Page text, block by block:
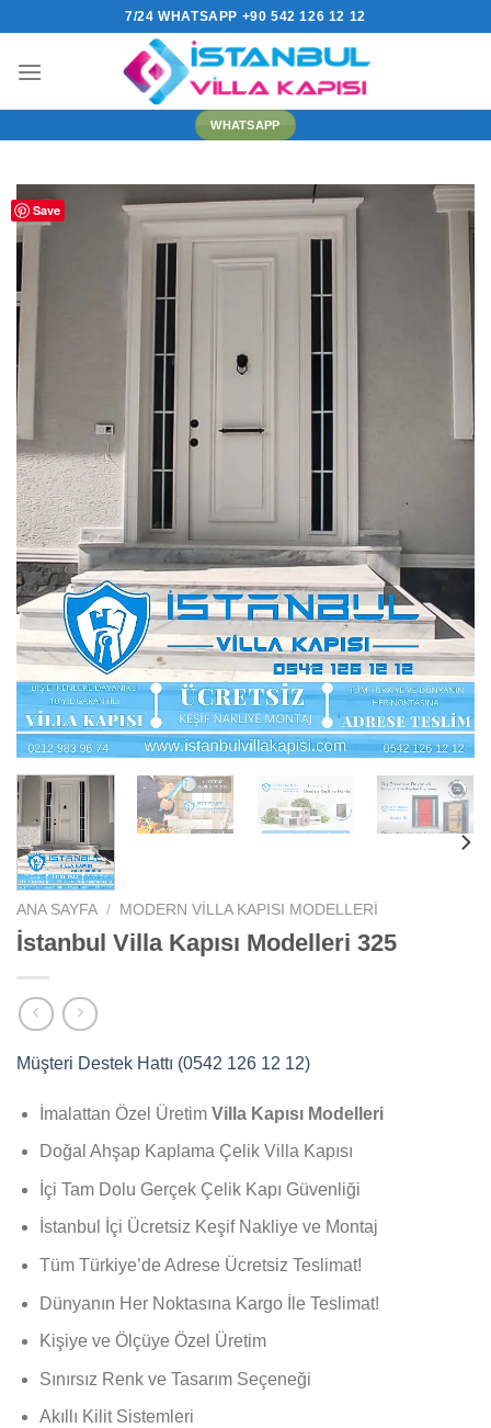
7/24 WHATSAPP +90 542 126 12 12
WHATSAPP
Save
ANA SAYFA / MODERN VILLA KAPISI MODELLERI
İstanbul Villa Kapısı Modelleri 325
Müşteri Destek Hattı (0542 126 12 12)
İmalattan Özel Üretim Villa Kapısı Modelleri
Doğal Ahşap Kaplama Çelik Villa Kapısı
İçi Tam Dolu Gerçek Çelik Kapı Güvenliği
İstanbul İçi Ücretsiz Keşif Nakliye ve Montaj
Tüm Türkiye’de Adrese Ücretsiz Teslimat!
Dünyanın Her Noktasına Kargo İle Teslimat!
Kişiye ve Ölçüye Özel Üretim
Sınırsız Renk ve Tasarım Seçeneği
Akıllı Kilit Sistemleri